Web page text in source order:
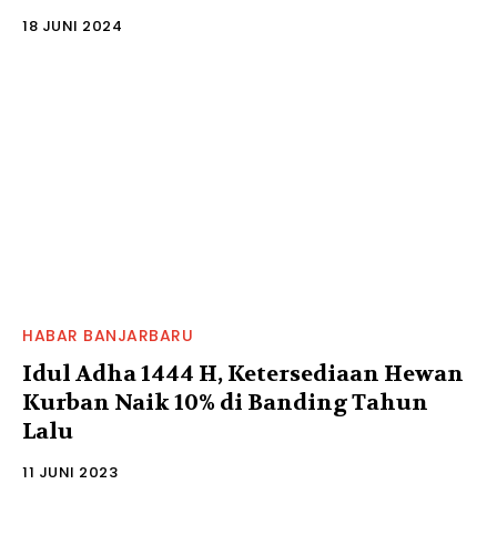
18 JUNI 2024
HABAR BANJARBARU
Idul Adha 1444 H, Ketersediaan Hewan
Kurban Naik 10% di Banding Tahun
Lalu
11 JUNI 2023